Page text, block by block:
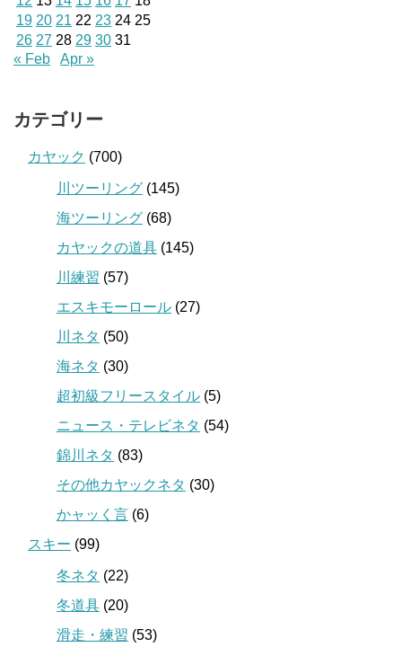
19 20 21 22 23 24 25
26 27 28 29 30 31
« Feb
Apr »
カテゴリー
カヤック (700)
川ツーリング (145)
海ツーリング (68)
カヤックの道具 (145)
川練習 (57)
エスキモーロール (27)
川ネタ (50)
海ネタ (30)
超初級フリースタイル (5)
ニュース・テレビネタ (54)
錦川ネタ (83)
その他カヤックネタ (30)
かャッく言 (6)
スキー (99)
冬ネタ (22)
冬道具 (20)
滑走・練習 (53)